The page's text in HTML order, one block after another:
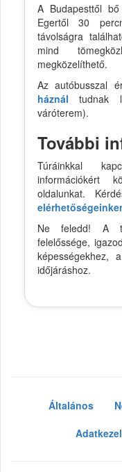
A Budapesttől
Egertől 30
távolságra
mind
megközelíthető.
Az autóbusszal
háznál tudnak
váróterem).
További
Túráinkkal
információkért
oldalunkat.
Ne feledd! A
felelőssége,
képességekhez,
időjáráshoz.
Általános